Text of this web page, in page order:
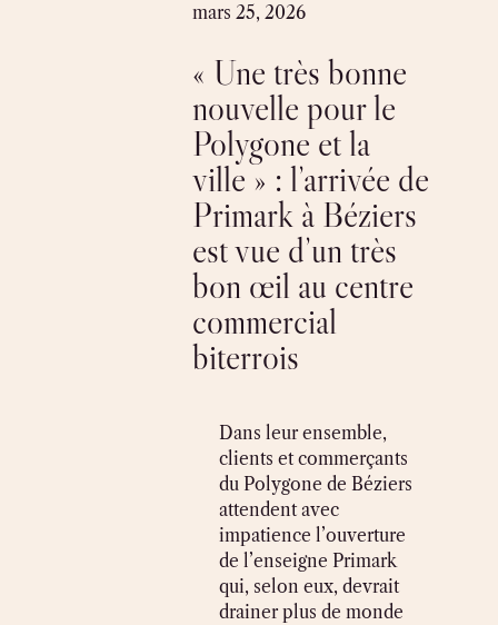
mars 25, 2026
« Une très bonne
nouvelle pour le
Polygone et la
ville » : l’arrivée de
Primark à Béziers
est vue d’un très
bon œil au centre
commercial
biterrois
Dans leur ensemble,
clients et commerçants
du Polygone de Béziers
attendent avec
impatience l’ouverture
de l’enseigne Primark
qui, selon eux, devrait
drainer plus de monde